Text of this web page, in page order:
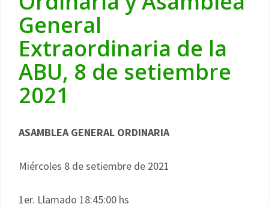
General
Extraordinaria de la
ABU, 8 de setiembre
2021
ASAMBLEA GENERAL ORDINARIA
Miércoles 8 de setiembre de 2021
1er. Llamado 18:45:00 hs